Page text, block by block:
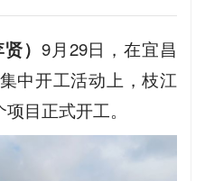
） 9月29日，在宜昌
中开工活动上，枝江
目正式开工。